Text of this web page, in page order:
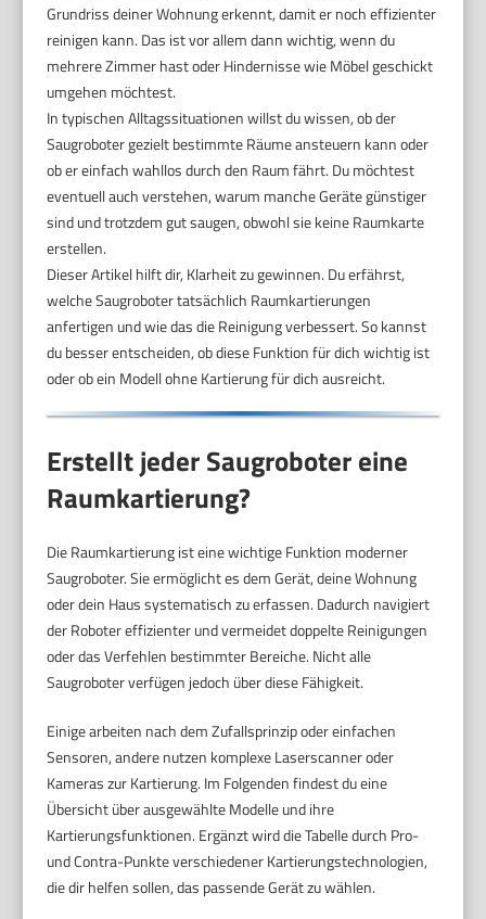
Grundriss deiner Wohnung erkennt, damit er noch effizienter
reinigen kann. Das ist vor allem dann wichtig, wenn du
mehrere Zimmer hast oder Hindernisse wie Möbel geschickt
umgehen möchtest.
In typischen Alltagssituationen willst du wissen, ob der
Saugroboter gezielt bestimmte Räume ansteuern kann oder
ob er einfach wahllos durch den Raum fährt. Du möchtest
eventuell auch verstehen, warum manche Geräte günstiger
sind und trotzdem gut saugen, obwohl sie keine Raumkarte
erstellen.
Dieser Artikel hilft dir, Klarheit zu gewinnen. Du erfährst,
welche Saugroboter tatsächlich Raumkartierungen
anfertigen und wie das die Reinigung verbessert. So kannst
du besser entscheiden, ob diese Funktion für dich wichtig ist
oder ob ein Modell ohne Kartierung für dich ausreicht.
Erstellt jeder Saugroboter eine
Raumkartierung?
Die Raumkartierung ist eine wichtige Funktion moderner
Saugroboter. Sie ermöglicht es dem Gerät, deine Wohnung
oder dein Haus systematisch zu erfassen. Dadurch navigiert
der Roboter effizienter und vermeidet doppelte Reinigungen
oder das Verfehlen bestimmter Bereiche. Nicht alle
Saugroboter verfügen jedoch über diese Fähigkeit.
Einige arbeiten nach dem Zufallsprinzip oder einfachen
Sensoren, andere nutzen komplexe Laserscanner oder
Kameras zur Kartierung. Im Folgenden findest du eine
Übersicht über ausgewählte Modelle und ihre
Kartierungsfunktionen. Ergänzt wird die Tabelle durch Pro-
und Contra-Punkte verschiedener Kartierungstechnologien,
die dir helfen sollen, das passende Gerät zu wählen.